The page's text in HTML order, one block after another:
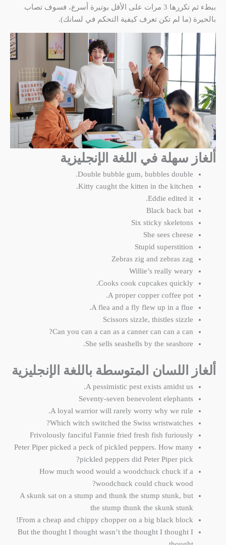
ببطء ثم تكررها 3 مرات على الأقل بوتيرة أسرع، فسوف تصاب
بالحيرة (ما لم تكن تعرف كيفية التحكم في لسانك).
ألغاز سهلة في اللغة الإنجليزية
Double bubble gum, bubbles double.
Kitty caught the kitten in the kitchen.
Eddie edited it.
Black back bat
Six sticky skeletons
She sees cheese
Stupid superstition
Zebras zig and zebras zag
Willie’s really weary
Cooks cook cupcakes quickly.
A proper copper coffee pot.
A flea and a fly flew up in a flue.
Scissors sizzle, thistles sizzle
Can you can a can as a canner can can a can?
She sells seashells by the seashore.
ألغاز اللسان المتوسطة باللغة الإنجليزية
A pessimistic pest exists amidst us.
Seventy-seven benevolent elephants
A loyal warrior will rarely worry why we rule.
Which witch switched the Swiss wristwatches?
Frivolously fanciful Fannie fried fresh fish furiously
Peter Piper picked a peck of pickled peppers. How many
pickled peppers did Peter Piper pick?
How much wood would a woodchuck chuck if a
woodchuck could chuck wood?
A skunk sat on a stump and thunk the stump stunk, but
the stump thunk the skunk stunk
From a cheap and chippy chopper on a big black block!
But the thought I thought wasn’t the thought I thought I